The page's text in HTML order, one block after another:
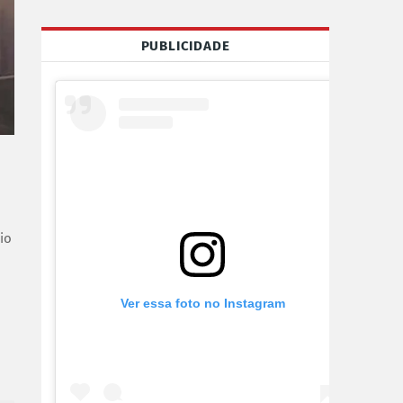
PUBLICIDADE
Ver essa foto no Instagram